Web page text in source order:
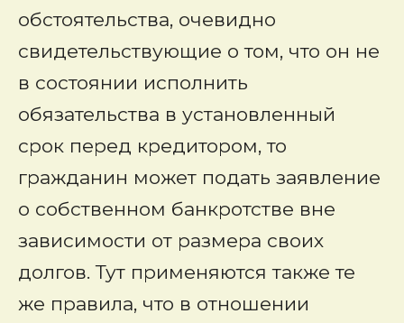
обстоятельства, очевидно
свидетельствующие о том, что он не
в состоянии исполнить
обязательства в установленный
срок перед кредитором, то
гражданин может подать заявление
о собственном банкротстве вне
зависимости от размера своих
долгов. Тут применяются также те
же правила, что в отношении